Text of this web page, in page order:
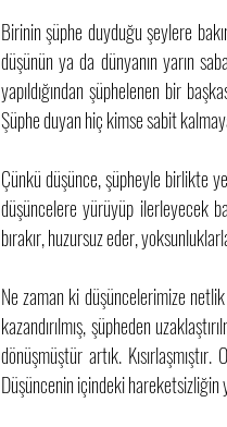
Birinin şüphe duyduğu şeylere
düşünün ya da dünyanın yarın
yapıldığından şüphelenen bir
Şüphe duyan hiç kimse sabit
Çünkü düşünce, şüpheyle birlikte
düşüncelere yürüyüp ilerleyecek
bırakır, huzursuz eder,
Ne zaman ki düşüncelerimize
kazandırılmış, şüpheden
dönüşmüştür artık.
Düşüncenin içindeki hareketsizliğin